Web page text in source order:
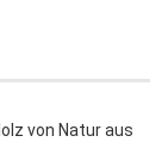
von Natur aus